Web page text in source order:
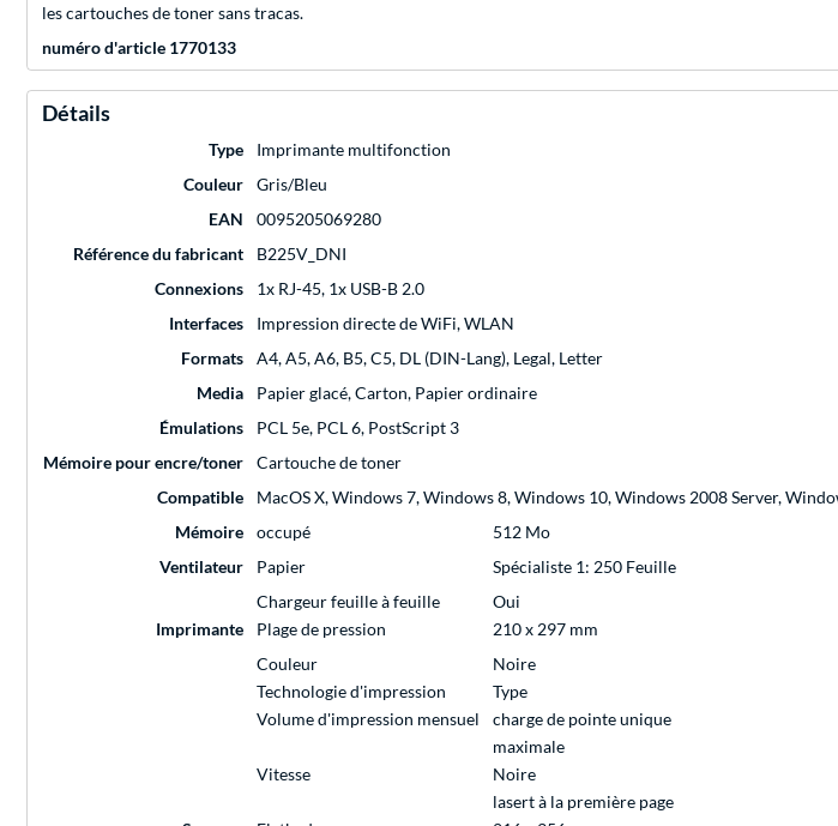
les cartouches de toner sans tracas.
numéro d'article 1770133
Détails
Type
Imprimante multifonction
Couleur
Gris/Bleu
EAN
0095205069280
Référence du fabricant
B225V_DNI
Connexions
1x RJ-45, 1x USB-B 2.0
Interfaces
Impression directe de WiFi, WLAN
Formats
A4, A5, A6, B5, C5, DL (DIN-Lang), Legal, Letter
Media
Papier glacé, Carton, Papier ordinaire
Émulations
PCL 5e, PCL 6, PostScript 3
Mémoire pour encre/toner
Cartouche de toner
Compatible
MacOS X, Windows 7, Windows 8, Windows 10, Windows 2008 Server,
Mémoire
occupé
512 Mo
Ventilateur
Papier
Spécialiste 1: 250 Feuille
Chargeur feuille à feuille
Oui
Imprimante
Plage de pression
210 x 297 mm
Couleur
Noire
Technologie d'impression
Type
Volume d'impression mensuel
charge de pointe unique
maximale
Vitesse
Noire
lasert à la première page